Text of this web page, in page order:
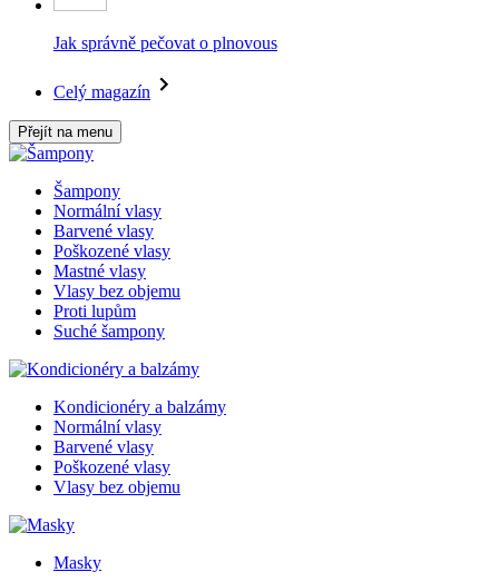
Jak správně pečovat o plnovous
Celý magazín
Přejít na menu
Šampony
Normální vlasy
Barvené vlasy
Poškozené vlasy
Mastné vlasy
Vlasy bez objemu
Proti lupům
Suché šampony
Kondicionéry a balzámy
Normální vlasy
Barvené vlasy
Poškozené vlasy
Vlasy bez objemu
Masky